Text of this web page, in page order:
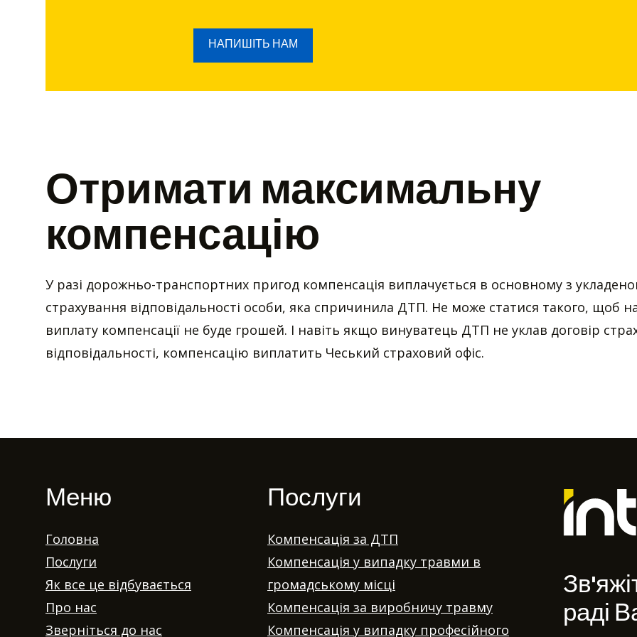
НАПИШІТЬ НАМ
Отримати максимальну
компенсацію
У разі дорожньо-транспортних пригод компенсація виплачується в основному з
страхування відповідальності особи, яка спричинила ДТП. Не може статися такого, щоб
виплату компенсації не буде грошей. І навіть якщо винуватець ДТП не уклав договір
відповідальності, компенсацію виплатить Чеський страховий офіс.
Меню
Головна
Послуги
Як все це відбувається
Про нас
Зверніться до нас
Послуги
Компенсація за ДТП
Компенсація у випадку травми в
громадському місці
Компенсація за виробничу травму
Компенсація у випадку професійного
раді